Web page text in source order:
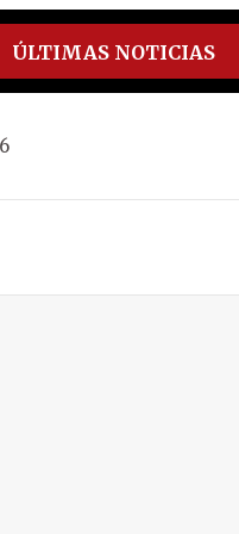
tiktokyoutube
spotify
ÚLTIMAS NOTICIAS